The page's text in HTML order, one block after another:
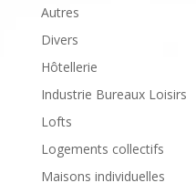
Autres
Divers
Hôtellerie
Industrie Bureaux Loisirs
Lofts
Logements collectifs
Maisons individuelles